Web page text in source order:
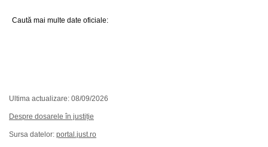
Caută mai multe date oficiale:
Ultima actualizare: 08/09/2026
Despre dosarele în justiție
Sursa datelor: portal.just.ro